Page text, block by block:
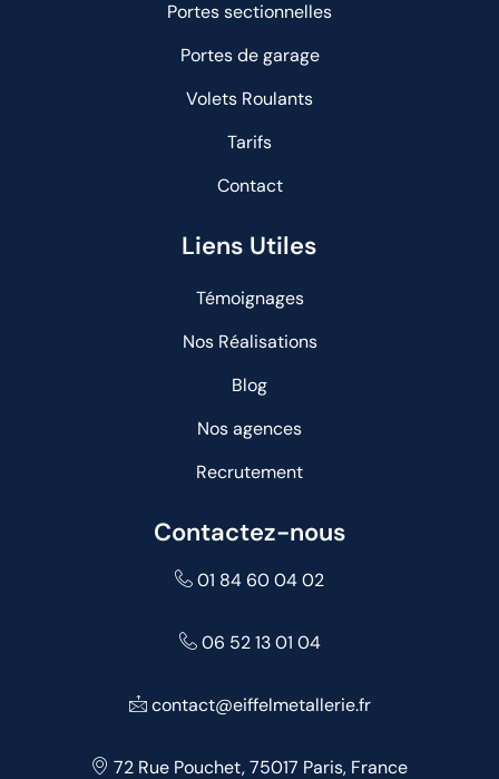
Portes sectionnelles
Portes de garage
Volets Roulants
Tarifs
Contact
Liens Utiles
Témoignages
Nos Réalisations
Blog
Nos agences
Recrutement
Contactez-nous
01 84 60 04 02
06 52 13 01 04
contact@eiffelmetallerie.fr
72 Rue Pouchet, 75017 Paris, France